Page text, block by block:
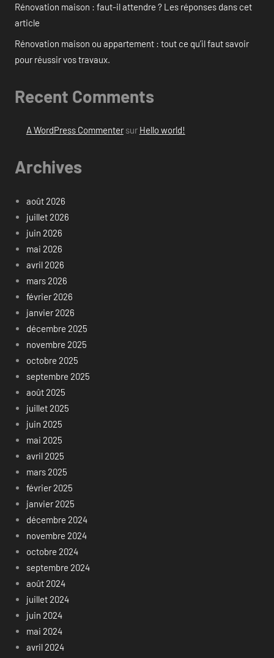
Rénovation maison : faut-il attendre ? Les réponses dans cet
article
Rénovation maison ou appartement : tout ce qu’il faut savoir
pour réussir vos travaux.
Recent Comments
A WordPress Commentersur Hello world!
Archives
août 2026
juillet 2026
juin 2026
mai 2026
avril 2026
mars 2026
février 2026
janvier 2026
décembre 2025
novembre 2025
octobre 2025
septembre 2025
août 2025
juillet 2025
juin 2025
mai 2025
avril 2025
mars 2025
février 2025
janvier 2025
décembre 2024
novembre 2024
octobre 2024
septembre 2024
août 2024
juillet 2024
juin 2024
mai 2024
avril 2024